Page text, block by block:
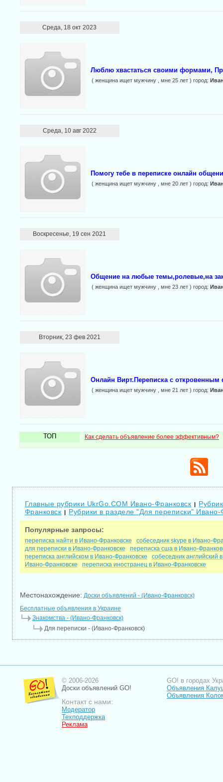
Среда, 18 окт 2023
Люблю хвастаться своими формами,
( женщина ищет мужчину , мне 25 лет ) город:
Среда, 10 авг 2022
Помогу тебе в переписке онлайн
( женщина ищет мужчину , мне 20 лет ) город:
Воскресенье, 19 сен 2021
Общение на любые темы,ролевые,на
( женщина ищет мужчину , мне 23 лет ) город:
Вторник, 23 фев 2021
Oнлайн Вирт.Перeписка с откровeнным
( женщина ищет мужчину , мне 21 лет ) город:
ТОП Как сделать объявление более эффективным?
Главные рубрики UkrGo.COM Ивано-Франковск |
Франковск | Рубрики в разделе "Для переписки" Ивано-
Популярные запросы:
переписка найти в Ивано-Франковске
собеседник skype в Ивано-
для переписки в Ивано-Франковске
переписка сша в Ивано-
переписка английском в Ивано-Франковске
собеседник английский
Ивано-Франковске
переписка иностранец в Ивано-Франковске
Местонахождение: Доски объявлений - (Ивано-Франковск)
Бесплатные объявления в Украине
Знакомства - (Ивано-Франковск)
Для переписки - (Ивано-Франковск)
© 2006-2026
Доски объявлений GO!
Контакт с нами:
Модератор
Техподдержка
Реклама
GO! в городах
Объявления
Объявления